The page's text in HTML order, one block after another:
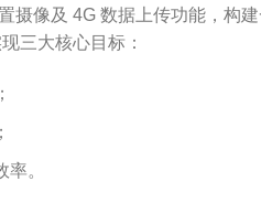
摄像及 4G 数据上传功能，构
三大核心目标：
。